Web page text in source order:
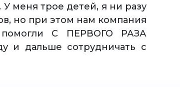
меня трое детей, я ни разу
но при этом нам компания
С ПЕРВОГО РАЗА
и дальше сотрудничать с